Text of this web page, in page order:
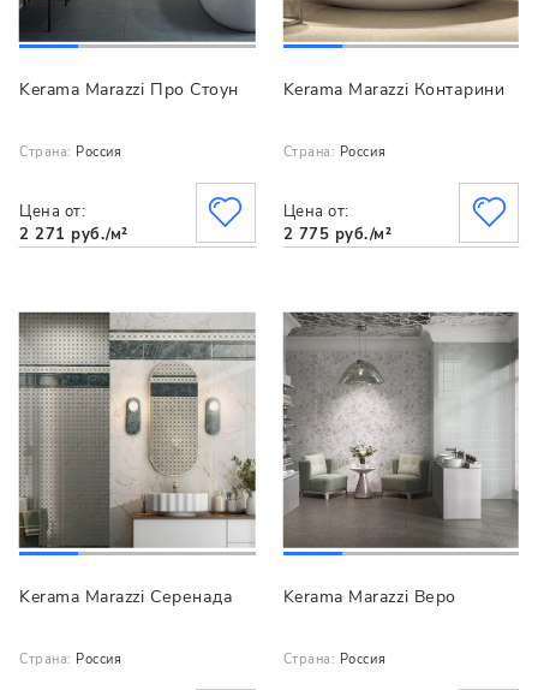
Kerama Marazzi Про Стоун
Страна: Россия
Цена от:
2 271 руб./м²
Kerama Marazzi Контарини
Страна: Россия
Цена от:
2 775 руб./м²
Kerama Marazzi Серенада
Страна: Россия
Kerama Marazzi Веро
Страна: Россия